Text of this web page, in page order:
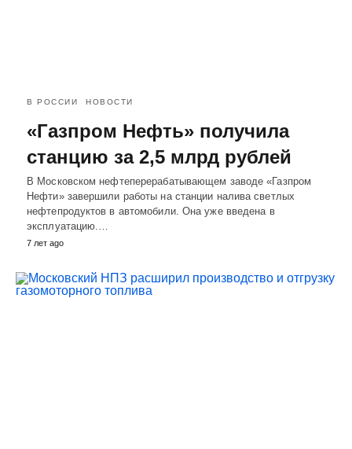
В РОССИИ НОВОСТИ
«Газпром Нефть» получила
станцию за 2,5 млрд рублей
В Московском нефтеперерабатывающем заводе «Газпром
Нефти» завершили работы на станции налива светлых
нефтепродуктов в автомобили. Она уже введена в
эксплуатацию.…
7 лет ago